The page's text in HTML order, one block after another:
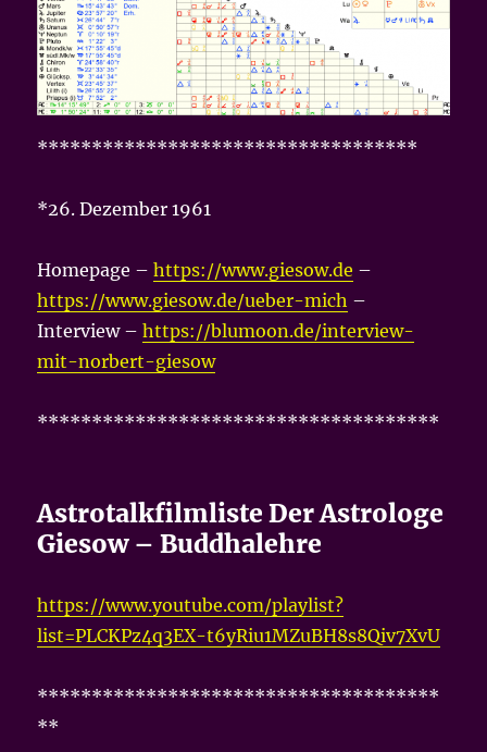
***********************************
*26. Dezember 1961
Homepage –https://www.giesow.de –
https://www.giesow.de/ueber-mich –
Interview –https://blumoon.de/interview-
mit-norbert-giesow
*************************************
Astrotalkfilmliste Der Astrologe
Giesow – Buddhalehre
https://www.youtube.com/playlist?
list=PLCKPz4q3EX-t6yRiu1MZuBH8s8Qiv7XvU
*************************************
**